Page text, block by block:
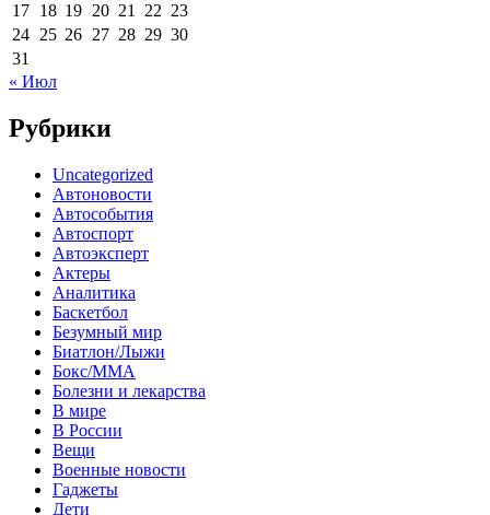
17 18 19 20 21 22 23
24 25 26 27 28 29 30
31
« Июл
Рубрики
Uncategorized
Автоновости
Автособытия
Автоспорт
Автоэксперт
Актеры
Аналитика
Баскетбол
Безумный мир
Биатлон/Лыжи
Бокс/MMA
Болезни и лекарства
В мире
В России
Вещи
Военные новости
Гаджеты
Дети